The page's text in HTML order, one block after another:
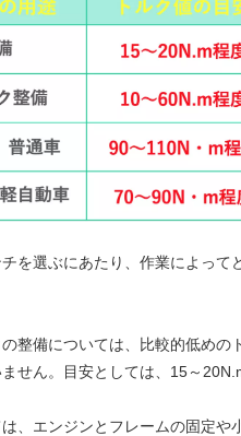
を選ぶにあたり、作業によっ
整備については、比較的低め
せん。目安としては、15～
、エンジンとフレームの固定